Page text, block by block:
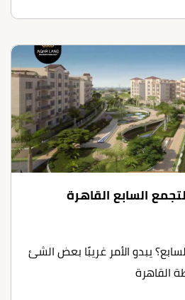
السابع القاهرة
يبدو الأمر غريبًا بعض الشئ
القاهرة